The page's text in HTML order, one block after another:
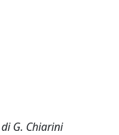
G. Chiarini